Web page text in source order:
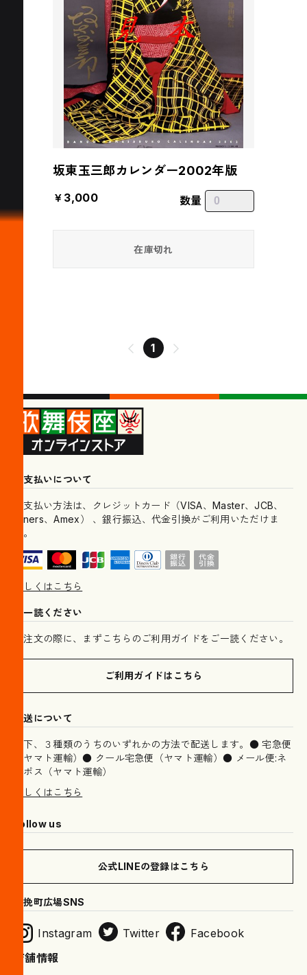
坂東玉三郎カレンダー2002年版
￥3,000 数量
在庫切れ
1
お支払いについて
お支払い方法は、クレジットカード（VISA、Master、JCB、
Diners、Amex） 、銀行振込、代金引換がご利用いただけま
す。
詳しくはこちら
ご一読ください
ご注文の際に、まずこちらのご利用ガイドをご一読ください。
ご利用ガイドはこちら
配送について
以下、３種類のうちのいずれかの方法で配送します。● 宅急便
（ヤマト運輸）● クール宅急便（ヤマト運輸）● メール便:ネ
コポス（ヤマト運輸）
詳しくはこちら
Follow us
公式LINEの登録はこちら
木挽町広場SNS
Instagram Twitter
Facebook
店舗情報